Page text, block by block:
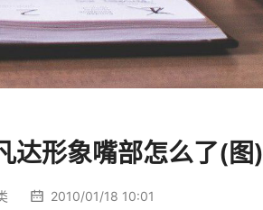
达形象嘴部怎么了(图)
2010/01/18 10:01